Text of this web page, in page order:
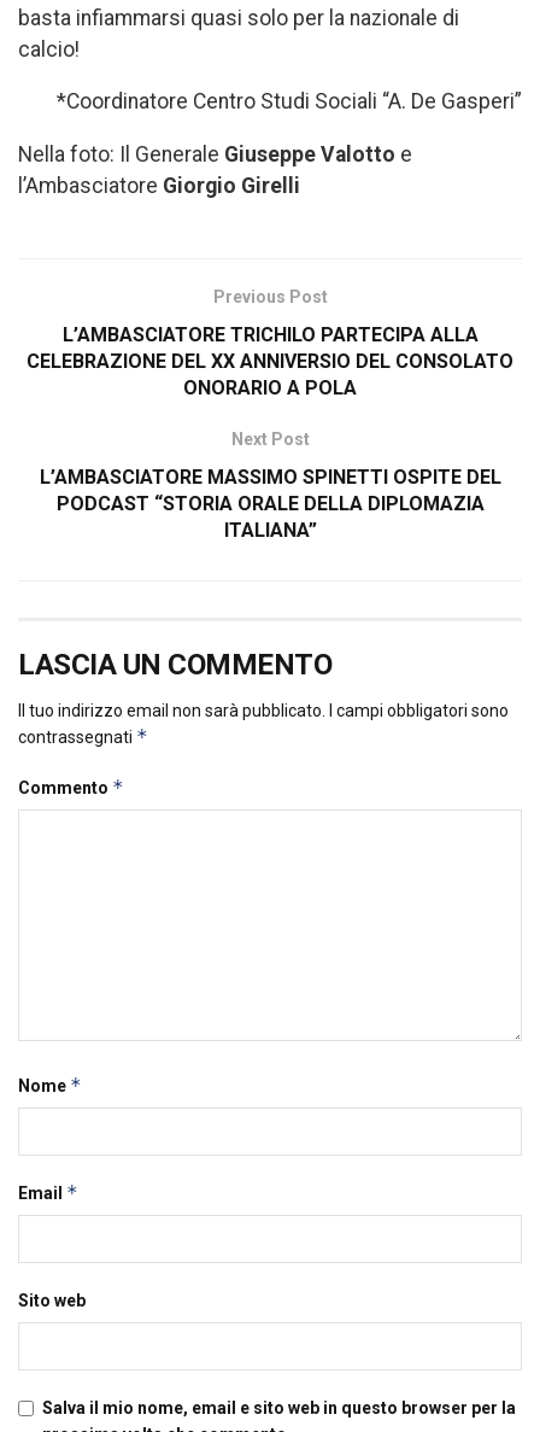
basta infiammarsi quasi solo per la nazionale di
calcio!
*Coordinatore Centro Studi Sociali “A. De Gasperi”
Nella foto: Il Generale Giuseppe Valotto e
l’Ambasciatore Giorgio Girelli
Previous Post
L’AMBASCIATORE TRICHILO PARTECIPA ALLA
CELEBRAZIONE DEL XX ANNIVERSIO DEL CONSOLATO
ONORARIO A POLA
Next Post
L’AMBASCIATORE MASSIMO SPINETTI OSPITE DEL
PODCAST “STORIA ORALE DELLA DIPLOMAZIA
ITALIANA”
LASCIA UN COMMENTO
Il tuo indirizzo email non sarà pubblicato.
I campi obbligatori sono
contrassegnati *
Commento *
Nome *
Email *
Sito web
Salva il mio nome, email e sito web in questo browser per la